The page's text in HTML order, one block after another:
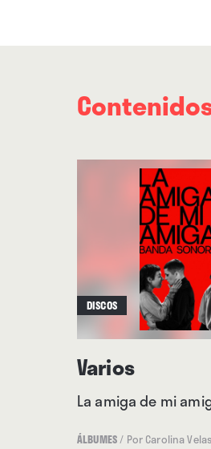
DISCOS
Varios
La amiga de mi
ÁLBUMES/ Por Carolina